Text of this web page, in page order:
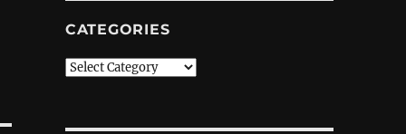
CATEGORIES
Categories